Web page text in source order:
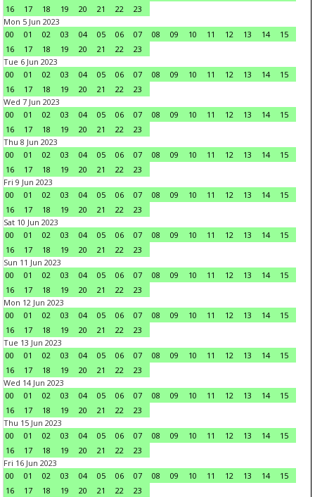
16
17 18 19 20 21 22
23
Mon 5 Jun 2023
00
01 02 03 04 05 06 07 08 09 10 11 12 13 14
15
16
17 18 19 20 21 22
23
Tue 6 Jun 2023
00
01 02 03 04 05 06 07 08 09 10 11 12 13 14
15
16
17 18 19 20 21 22
23
Wed 7 Jun 2023
00
01 02 03 04 05 06 07 08 09 10 11 12 13 14
15
16
17 18 19 20 21 22
23
Thu 8 Jun 2023
00
01 02 03 04 05 06 07 08 09 10 11 12 13 14
15
16
17 18 19 20 21 22
23
Fri 9 Jun 2023
00
01 02 03 04 05 06 07 08 09 10 11 12 13 14
15
16
17 18 19 20 21 22
23
Sat 10 Jun 2023
00
01 02 03 04 05 06 07 08 09 10 11 12 13 14
15
16
17 18 19 20 21 22
23
Sun 11 Jun 2023
00
01 02 03 04 05 06 07 08 09 10 11 12 13 14
15
16
17 18 19 20 21 22
23
Mon 12 Jun 2023
00
01 02 03 04 05 06 07 08 09 10 11 12 13 14
15
16
17 18 19 20 21 22
23
Tue 13 Jun 2023
00
01 02 03 04 05 06 07 08 09 10 11 12 13 14
15
16
17 18 19 20 21 22
23
Wed 14 Jun 2023
00
01 02 03 04 05 06 07 08 09 10 11 12 13 14
15
16
17 18 19 20 21 22
23
Thu 15 Jun 2023
00
01 02 03 04 05 06 07 08 09 10 11 12 13 14
15
16
17 18 19 20 21 22
23
Fri 16 Jun 2023
00
01 02 03 04 05 06 07 08 09 10 11 12 13 14
15
16
17 18 19 20 21 22
23